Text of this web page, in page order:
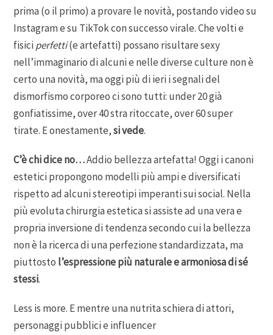
prima (o il primo) a provare le novità, postando video su
Instagram e su TikTok con successo virale. Che volti e
fisiciperfetti(e artefatti) possano risultare sexy
nell’immaginario di alcuni e nelle diverse culture non è
certo una novità, ma oggi più di ieri i segnali del
dismorfismo corporeo ci sono tutti: under 20 già
gonfiatissime, over 40 stra ritoccate, over 60 super
tirate. E onestamente,si vede.
C’è chi dice no…Addio bellezza artefatta! Oggi i canoni
estetici propongono modelli più ampi e diversificati
rispetto ad alcuni stereotipi imperanti sui social. Nella
più evoluta chirurgia estetica si assiste ad una vera e
propria inversione di tendenza secondo cui la bellezza
non è la ricerca di una perfezione standardizzata, ma
piuttosto l’espressione più naturale e armoniosa di sé
stessi.
Less is more. E mentre una nutrita schiera di attori,
personaggi pubblici e influencer